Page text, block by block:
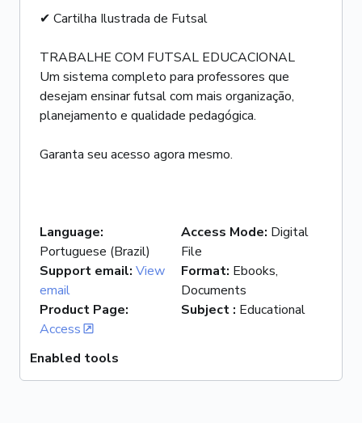
✔ Cartilha Ilustrada de Futsal
TRABALHE COM FUTSAL EDUCACIONAL
Um sistema completo para professores que
desejam ensinar futsal com mais organização,
planejamento e qualidade pedagógica.
Garanta seu acesso agora mesmo.
Language:
Portuguese (Brazil)
Support email: View
email
Product Page:
Access
Access Mode: Digital
File
Format: Ebooks,
Documents
Subject : Educational
Enabled tools